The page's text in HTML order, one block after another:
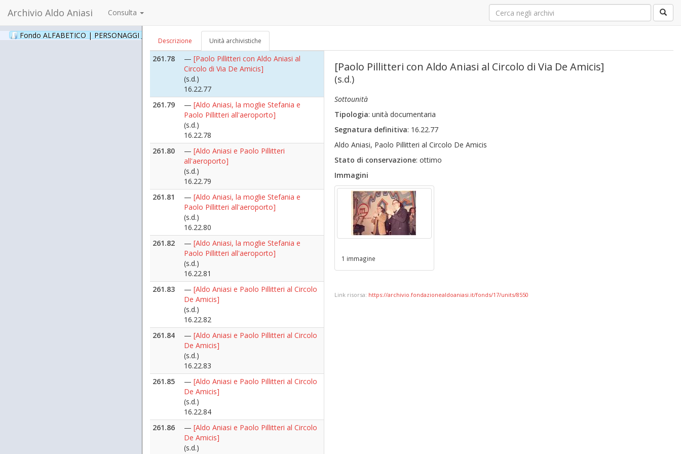
Archivio Aldo Aniasi Consulta
Fondo ALFABETICO | PERSONAGGI _ Archivio Fotografico
Descrizione Unità archivistiche
16.22.76
261.78
— [Paolo Pillitteri con Aldo Aniasi al
Circolo di Via De Amicis]
(s.d.)
16.22.77
261.79
— [Aldo Aniasi, la moglie Stefania e
Paolo Pillitteri all'aeroporto]
(s.d.)
16.22.78
261.80
— [Aldo Aniasi e Paolo Pillitteri
all'aeroporto]
(s.d.)
16.22.79
261.81
— [Aldo Aniasi, la moglie Stefania e
Paolo Pillitteri all'aeroporto]
(s.d.)
16.22.80
261.82
— [Aldo Aniasi, la moglie Stefania e
Paolo Pillitteri all'aeroporto]
(s.d.)
16.22.81
261.83
— [Aldo Aniasi e Paolo Pillitteri al Circolo
De Amicis]
(s.d.)
16.22.82
261.84
— [Aldo Aniasi e Paolo Pillitteri al Circolo
De Amicis]
(s.d.)
16.22.83
261.85
— [Aldo Aniasi e Paolo Pillitteri al Circolo
De Amicis]
(s.d.)
16.22.84
261.86
— [Aldo Aniasi e Paolo Pillitteri al Circolo
De Amicis]
(s.d.)
[Paolo Pillitteri con Aldo Aniasi al Circolo di Via De Amicis]
(s.d.)
Sottounità
Tipologia: unità documentaria
Segnatura definitiva: 16.22.77
Aldo Aniasi, Paolo Pillitteri al Circolo De Amicis
Stato di conservazione: ottimo
Immagini
1 immagine
Link risorsa: https://archivio.fondazionealdoaniasi.it/fonds/17/units/8550